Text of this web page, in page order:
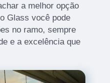
a melhor opção
Glass você pode
no ramo, sempre
e a excelência que